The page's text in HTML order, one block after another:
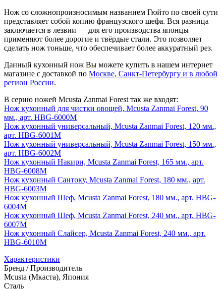
Нож со сложнопроизносимым названием Гюйто по своей сути
представляет собой копию французского шефа. Вся разница
заключается в лезвии — для его производства японцы
применяют более дорогие и твёрдые стали. Это позволяет
сделать нож тоньше, что обеспечивает более аккуратный рез.
Данный кухонный нож Вы можете купить в нашем интернет
магазине с доставкой по Москве, Санкт-Петербургу и в любой
регион России.
В серию ножей Mcusta Zanmai Forest так же входят:
Нож кухонный для чистки овощей, Mcusta Zanmai Forest, 90
мм., арт. HBG-6000M
Нож кухонный универсальный, Mcusta Zanmai Forest, 120 мм.,
арт. HBG-6001M
Нож кухонный универсальный, Mcusta Zanmai Forest, 150 мм.,
арт. HBG-6002M
Нож кухонный Накири, Mcusta Zanmai Forest, 165 мм., арт.
HBG-6008M
Нож кухонный Сантоку, Mcusta Zanmai Forest, 180 мм., арт.
HBG-6003M
Нож кухонный Шеф, Mcusta Zanmai Forest, 180 мм., арт. HBG-
6004M
Нож кухонный Шеф, Mcusta Zanmai Forest, 240 мм., арт. HBG-
6007M
Нож кухонный Слайсер, Mcusta Zanmai Forest, 240 мм., арт.
HBG-6010M
Характеристики
Бренд / Производитель
Mcusta (Мкаста), Япония
Сталь